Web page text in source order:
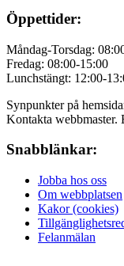
Öppettider:
Måndag-Torsdag:
Fredag: 08:00-15:00
Lunchstängt: 12:00-
Synpunkter på
Kontakta webbmaster.
Snabblänkar:
Jobba hos oss
Om webbplatsen
Kakor (cookies)
Felanmälan